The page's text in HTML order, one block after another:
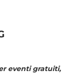
eventi gratuiti,